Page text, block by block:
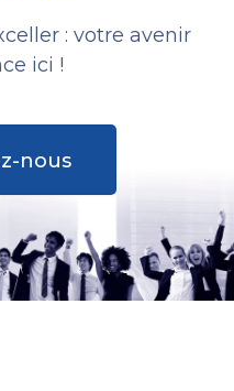
: votre avenir
ici !
nous